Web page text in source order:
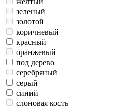
зеленый
золотой
коричневый
красный
оранжевый
под дерево
серебряный
серый
синий
слоновая кость